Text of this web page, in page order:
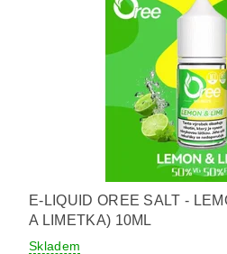
E-LIQUID OREE SALT -
A LIMETKA) 10ML
Skladem